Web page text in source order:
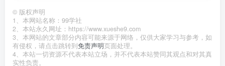
© 版权声明
1、本网站名称：99学社
2、本站永久网址：https://www.xueshe9.com
3、本网站的文章部分内容可能来源于网络，仅供大家学习与参考，如
有侵权，请点击跳转到免责声明页面处理。
4、本站一切资源不代表本站立场，并不代表本站赞同其观点和对其真
实性负责。